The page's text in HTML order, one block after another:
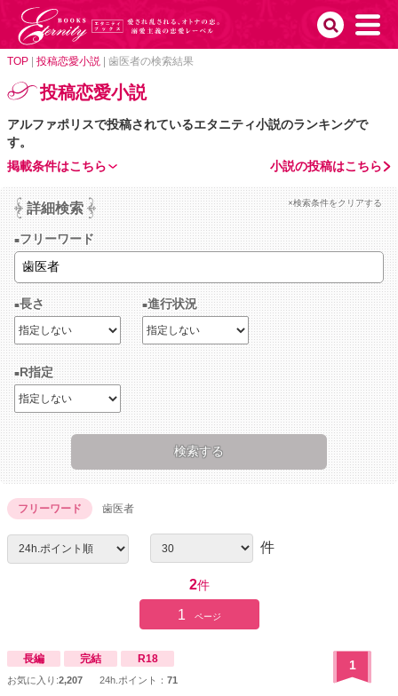
TOP 投稿恋愛小説 歯医者の検索結果
投稿恋愛小説
アルファポリスで投稿されているエタニティ小説のランキングで
す。
小説の投稿はこちら
掲載条件はこちら
詳細検索 ×検索条件をクリアする
フリーワード
長さ 進行状況
R指定
フリーワード 歯医者
件
2件
1 ページ
長編 完結 R18
お気に入り:2,207 24h.ポイント： 71
1